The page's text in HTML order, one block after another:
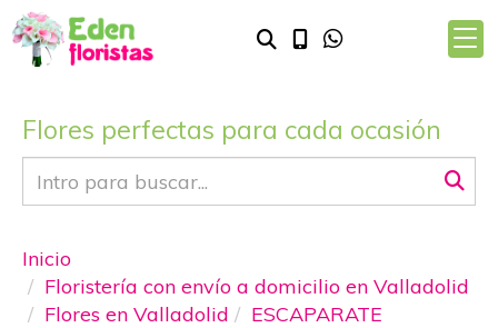
Flores perfectas para cada ocasión
Inicio
Floristería con envío a domicilio en Valladolid
Flores en Valladolid
ESCAPARATE